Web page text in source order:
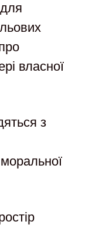
власної
з